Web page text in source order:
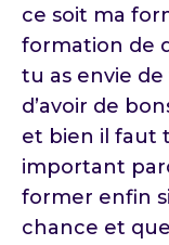
ce soit ma
formation de
tu as envie
d’avoir de
et bien il faut
important
former enfin
chance et